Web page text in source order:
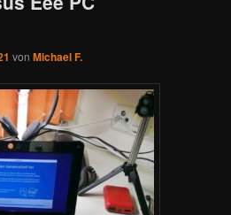
vonMichael F.